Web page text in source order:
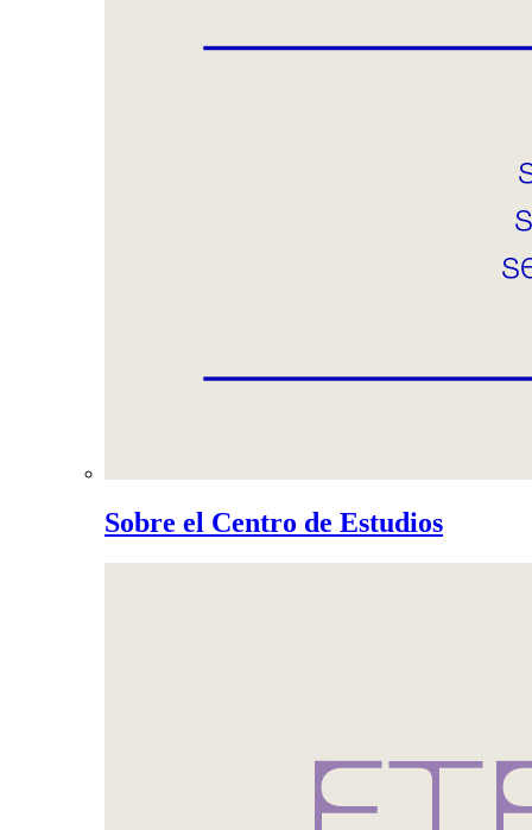
Sobre el Centro de Estudios